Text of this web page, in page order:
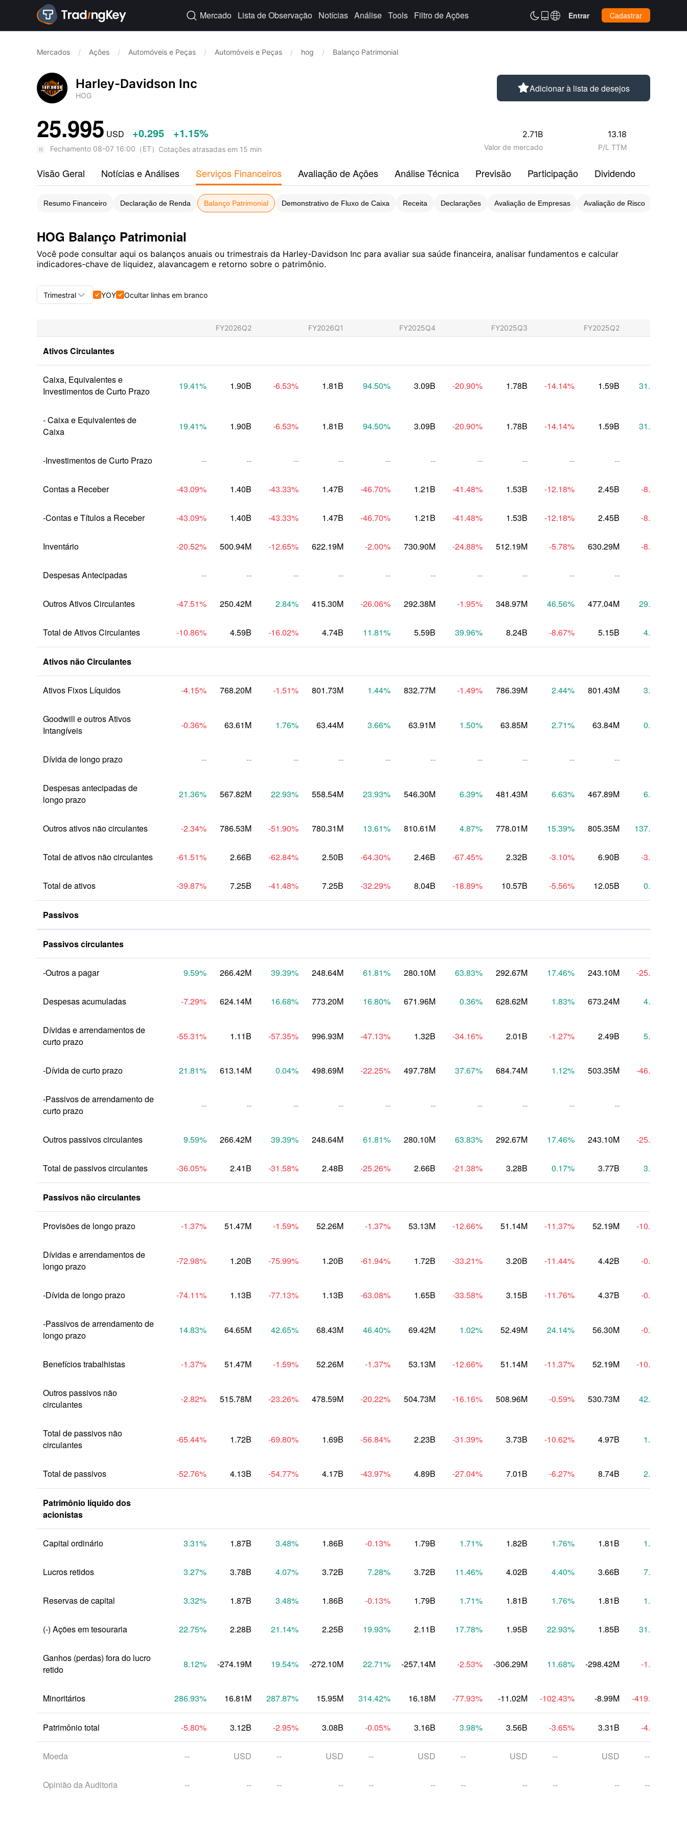
 Mercado Lista de Observação Notícias Análise Tools Filtro de Ações  Entrar Cadastrar
Mercados / Ações / Automóveis e Peças / Automóveis e Peças / hog / Balanço Patrimonial
Harley-Davidson Inc
HOG
Adicionar à lista de desejos
25.995 USD +0.295 +1.15%
Fechamento 08-07 16:00 （ET） Cotações atrasadas em 15 min
2.71B
Valor de mercado
13.18
P/L TTM
Visão Geral Notícias e Análises Serviços Financeiros Avaliação de Ações Análise Técnica Previsão Participação Dividendo
Resumo Financeiro Declaração de Renda Balanço Patrimonial Demonstrativo de Fluxo de Caixa Receita Declarações Avaliação de Empresas Avaliação de Risco
HOG Balanço Patrimonial
Você pode consultar aqui os balanços anuais ou trimestrais da Harley-Davidson Inc para avaliar sua saúde financeira, analisar fundamentos e calcular
indicadores-chave de liquidez, alavancagem e retorno sobre o patrimônio.
Trimestral 
Trimestral
Anual
YOY Ocultar linhas em branco
FY2026Q2 FY2026Q1 FY2025Q4 FY2025Q3 FY2025Q2
Ativos Circulantes
Caixa, Equivalentes e
Investimentos de Curto Prazo
19.41% 1.90B -6.53% 1.81B 94.50% 3.09B -20.90% 1.78B -14.14% 1.59B 31.86
- Caixa e Equivalentes de
Caixa
19.41% 1.90B -6.53% 1.81B 94.50% 3.09B -20.90% 1.78B -14.14% 1.59B 31.86
-Investimentos de Curto Prazo -- -- -- -- -- -- -- -- -- --
Contas a Receber -43.09% 1.40B -43.33% 1.47B -46.70% 1.21B -41.48% 1.53B -12.18% 2.45B -8.10
-Contas e Títulos a Receber -43.09% 1.40B -43.33% 1.47B -46.70% 1.21B -41.48% 1.53B -12.18% 2.45B -8.10
Inventário -20.52% 500.94M -12.65% 622.19M -2.00% 730.90M -24.88% 512.19M -5.78% 630.29M -8.63
Despesas Antecipadas -- -- -- -- -- -- -- -- -- --
Outros Ativos Circulantes -47.51% 250.42M 2.84% 415.30M -26.06% 292.38M -1.95% 348.97M 46.56% 477.04M 29.23
Total de Ativos Circulantes -10.86% 4.59B -16.02% 4.74B 11.81% 5.59B 39.96% 8.24B -8.67% 5.15B 4.85
Ativos não Circulantes
Ativos Fixos Líquidos -4.15% 768.20M -1.51% 801.73M 1.44% 832.77M -1.49% 786.39M 2.44% 801.43M 3.74
Goodwill e outros Ativos
Intangíveis
-0.36% 63.61M 1.76% 63.44M 3.66% 63.91M 1.50% 63.85M 2.71% 63.84M 0.10
Dívida de longo prazo -- -- -- -- -- -- -- -- -- --
Despesas antecipadas de
longo prazo
21.36% 567.82M 22.93% 558.54M 23.93% 546.30M 6.39% 481.43M 6.63% 467.89M 6.45
Outros ativos não circulantes -2.34% 786.53M -51.90% 780.31M 13.61% 810.61M 4.87% 778.01M 15.39% 805.35M 137.58
Total de ativos não circulantes -61.51% 2.66B -62.84% 2.50B -64.30% 2.46B -67.45% 2.32B -3.10% 6.90B -3.08
Total de ativos -39.87% 7.25B -41.48% 7.25B -32.29% 8.04B -18.89% 10.57B -5.56% 12.05B 0.38
Passivos
Passivos circulantes
-Outros a pagar 9.59% 266.42M 39.39% 248.64M 61.81% 280.10M 63.83% 292.67M 17.46% 243.10M -25.81
Despesas acumuladas -7.29% 624.14M 16.68% 773.20M 16.80% 671.96M 0.36% 628.62M 1.83% 673.24M 4.72
Dívidas e arrendamentos de
curto prazo
-55.31% 1.11B -57.35% 996.93M -47.13% 1.32B -34.16% 2.01B -1.27% 2.49B 5.27
-Dívida de curto prazo 21.81% 613.14M 0.04% 498.69M -22.25% 497.78M 37.67% 684.74M 1.12% 503.35M -46.90
-Passivos de arrendamento de
curto prazo
-- -- -- -- -- -- -- -- -- --
Outros passivos circulantes 9.59% 266.42M 39.39% 248.64M 61.81% 280.10M 63.83% 292.67M 17.46% 243.10M -25.81
Total de passivos circulantes -36.05% 2.41B -31.58% 2.48B -25.26% 2.66B -21.38% 3.28B 0.17% 3.77B 3.74
Passivos não circulantes
Provisões de longo prazo -1.37% 51.47M -1.59% 52.26M -1.37% 53.13M -12.66% 51.14M -11.37% 52.19M -10.34
Dívidas e arrendamentos de
longo prazo
-72.98% 1.20B -75.99% 1.20B -61.94% 1.72B -33.21% 3.20B -11.44% 4.42B -0.52
-Dívida de longo prazo -74.11% 1.13B -77.13% 1.13B -63.08% 1.65B -33.58% 3.15B -11.76% 4.37B -0.51
-Passivos de arrendamento de
longo prazo
14.83% 64.65M 42.65% 68.43M 46.40% 69.42M 1.02% 52.49M 24.14% 56.30M -0.87
Benefícios trabalhistas -1.37% 51.47M -1.59% 52.26M -1.37% 53.13M -12.66% 51.14M -11.37% 52.19M -10.34
Outros passivos não
circulantes
-2.82% 515.78M -23.26% 478.59M -20.22% 504.73M -16.16% 508.96M -0.59% 530.73M 42.80
Total de passivos não
circulantes
-65.44% 1.72B -69.80% 1.69B -56.84% 2.23B -31.39% 3.73B -10.62% 4.97B 1.44
Total de passivos -52.76% 4.13B -54.77% 4.17B -43.97% 4.89B -27.04% 7.01B -6.27% 8.74B 2.33
Patrimônio líquido dos
acionistas
Capital ordinário 3.31% 1.87B 3.48% 1.86B -0.13% 1.79B 1.71% 1.82B 1.76% 1.81B 1.97
Lucros retidos 3.27% 3.78B 4.07% 3.72B 7.28% 3.72B 11.46% 4.02B 4.40% 3.66B 7.97
Reservas de capital 3.32% 1.87B 3.48% 1.86B -0.13% 1.79B 1.71% 1.81B 1.76% 1.81B 1.97
(-) Ações em tesouraria 22.75% 2.28B 21.14% 2.25B 19.93% 2.11B 17.78% 1.95B 22.93% 1.85B 31.90
Ganhos (perdas) fora do lucro
retido
8.12% -274.19M 19.54% -272.10M 22.71% -257.14M -2.53% -306.29M 11.68% -298.42M -1.69
Minoritários 286.93% 16.81M 287.87% 15.95M 314.42% 16.18M -77.93% -11.02M -102.43% -8.99M -419.20
Patrimônio total -5.80% 3.12B -2.95% 3.08B -0.05% 3.16B 3.98% 3.56B -3.65% 3.31B -4.87
Moeda -- USD -- USD -- USD -- USD -- USD --
Opinião da Auditoria -- -- -- -- -- -- -- -- -- -- --